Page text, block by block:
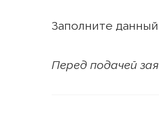
Заполните
Перед подачей